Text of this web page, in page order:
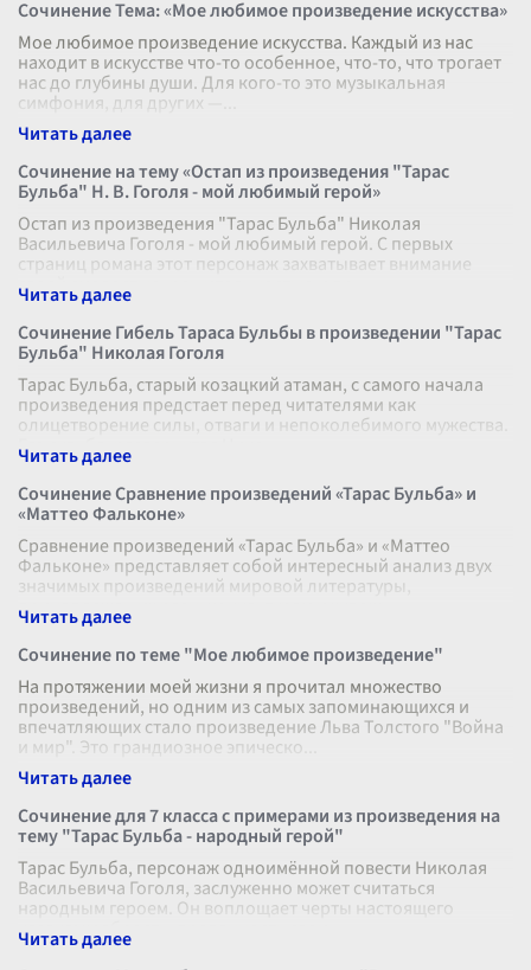
Сочинение Тема: «Мое любимое произведение искусства»
Мое любимое произведение искусства. Каждый из нас
находит в искусстве что-то особенное, что-то, что трогает
нас до глубины души. Для кого-то это музыкальная
симфония, для других —
Сочинение на тему «Остап из произведения "Тарас
Бульба" Н. В. Гоголя - мой любимый герой»
Остап из произведения "Тарас Бульба" Николая
Васильевича Гоголя - мой любимый герой. С первых
страниц романа этот персонаж захватывает внимание
своей смелостью, решительностью и пр
Сочинение Гибель Тараса Бульбы в произведении "Тарас
Бульба" Николая Гоголя
Тарас Бульба, старый козацкий атаман, с самого начала
произведения предстает перед читателями как
олицетворение силы, отваги и непоколебимого мужества.
Его судьба, развернутая Нико
Сочинение Сравнение произведений «Тарас Бульба» и
«Маттео Фальконе»
Сравнение произведений «Тарас Бульба» и «Маттео
Фальконе» представляет собой интересный анализ двух
значимых произведений мировой литературы,
принадлежащих разным культурам и худож
Сочинение по теме "Мое любимое произведение"
На протяжении моей жизни я прочитал множество
произведений, но одним из самых запоминающихся и
впечатляющих стало произведение Льва Толстого "Война
и мир". Это грандиозное эпическо
Сочинение для 7 класса с примерами из произведения на
тему "Тарас Бульба - народный герой"
Тарас Бульба, персонаж одноимённой повести Николая
Васильевича Гоголя, заслуженно может считаться
народным героем. Он воплощает черты настоящего
казака: храбрость, преданность свои